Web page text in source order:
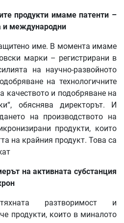
продукти имаме патенти –
и международни
име. В момента имаме
марки – регистрирани в
на научно-развойното
на технологичните
качеството и подобряване на
обяснява директорът. И
на производството на
продукти, които
на крайния продукт. Това са
на активната субстанция
разтворимост и
продукти, които в миналото